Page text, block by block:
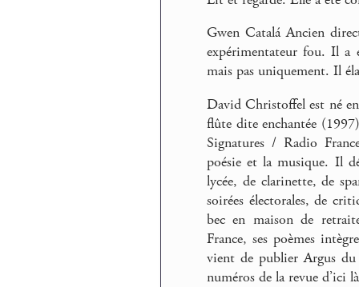
Gwen Catalá Ancien
expérimentateur fou. Il a
mais pas uniquement. Il
David Christoffel est né
flûte dite enchantée
Signatures / Radio
poésie et la musique. Il
lycée, de clarinette, de
soirées électorales, de
bec en maison de
France, ses poèmes
vient de publier Argus
numéros de la revue d’ici